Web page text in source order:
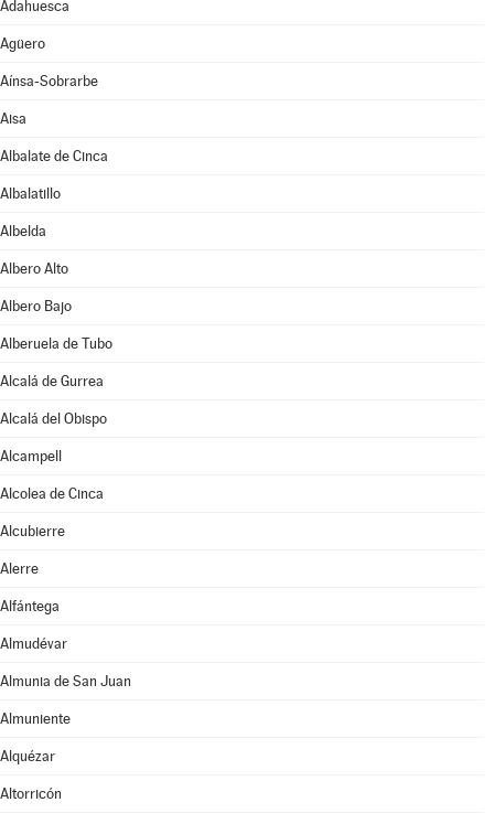
Adahuesca
Agüero
Aínsa-Sobrarbe
Aisa
Albalate de Cinca
Albalatillo
Albelda
Albero Alto
Albero Bajo
Alberuela de Tubo
Alcalá de Gurrea
Alcalá del Obispo
Alcampell
Alcolea de Cinca
Alcubierre
Alerre
Alfántega
Almudévar
Almunia de San Juan
Almuniente
Alquézar
Altorricón